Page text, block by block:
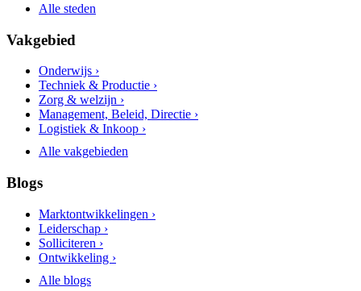
Alle steden
Vakgebied
Onderwijs ›
Techniek & Productie ›
Zorg & welzijn ›
Management, Beleid, Directie ›
Logistiek & Inkoop ›
Alle vakgebieden
Blogs
Marktontwikkelingen ›
Leiderschap ›
Solliciteren ›
Ontwikkeling ›
Alle blogs